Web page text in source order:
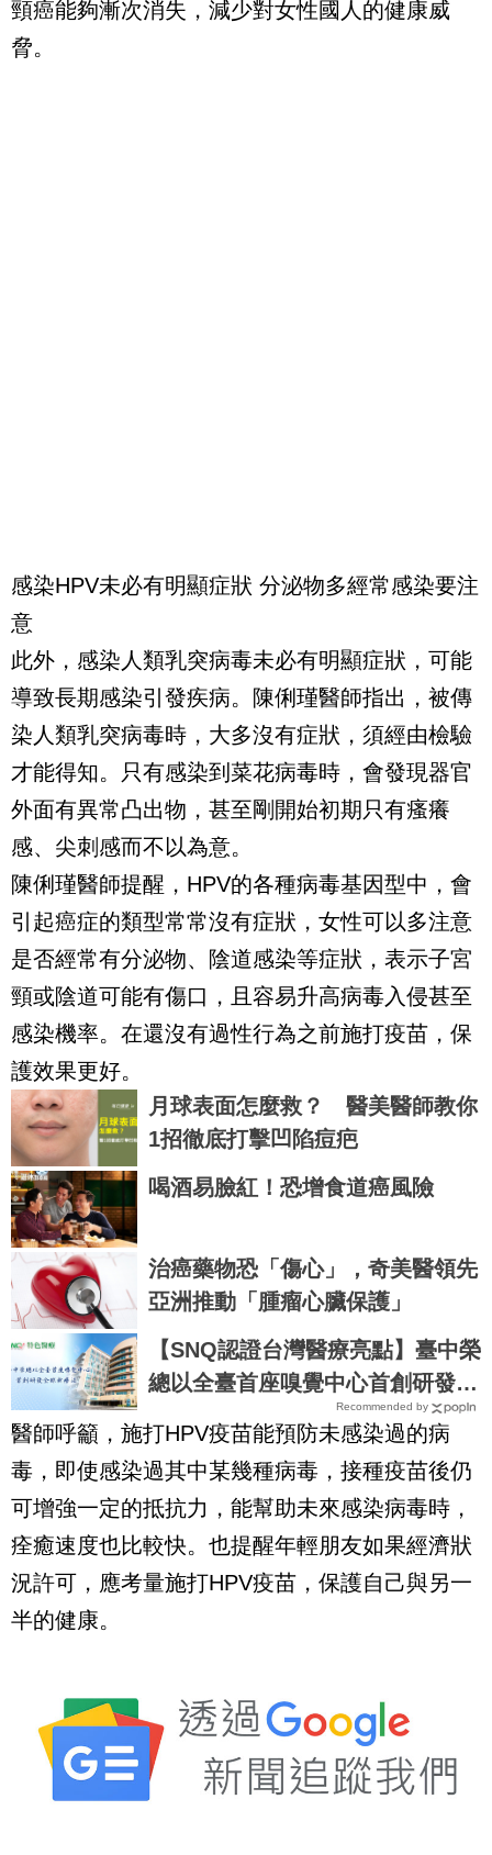
頸癌能夠漸次消失，減少對女性國人的健康威
脅。
感染HPV未必有明顯症狀 分泌物多經常感染要注
意
此外，感染人類乳突病毒未必有明顯症狀，可能
導致長期感染引發疾病。陳俐瑾醫師指出，被傳
染人類乳突病毒時，大多沒有症狀，須經由檢驗
才能得知。只有感染到菜花病毒時，會發現器官
外面有異常凸出物，甚至剛開始初期只有瘙癢
感、尖刺感而不以為意。
陳俐瑾醫師提醒，HPV的各種病毒基因型中，會
引起癌症的類型常常沒有症狀，女性可以多注意
是否經常有分泌物、陰道感染等症狀，表示子宮
頸或陰道可能有傷口，且容易升高病毒入侵甚至
感染機率。在還沒有過性行為之前施打疫苗，保
護效果更好。
月球表面怎麼救？ 醫美醫師教你
1招徹底打擊凹陷痘疤
喝酒易臉紅！恐增食道癌風險
治癌藥物恐「傷心」，奇美醫領先
亞洲推動「腫瘤心臟保護」
【SNQ認證台灣醫療亮點】臺中榮
總以全臺首座嗅覺中心首創研發全
Recommended by
醫師呼籲，施打HPV疫苗能預防未感染過的病
毒，即使感染過其中某幾種病毒，接種疫苗後仍
可增強一定的抵抗力，能幫助未來感染病毒時，
痊癒速度也比較快。也提醒年輕朋友如果經濟狀
況許可，應考量施打HPV疫苗，保護自己與另一
半的健康。